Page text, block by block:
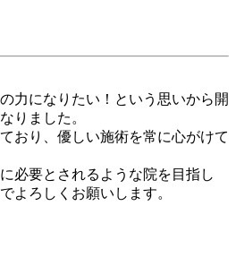
力になりたい！という思いから開
りました。
おり、優しい施術を常に心がけて
必要とされるような院を目指し
よろしくお願いします。